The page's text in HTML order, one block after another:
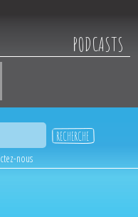
PODCASTS
nous